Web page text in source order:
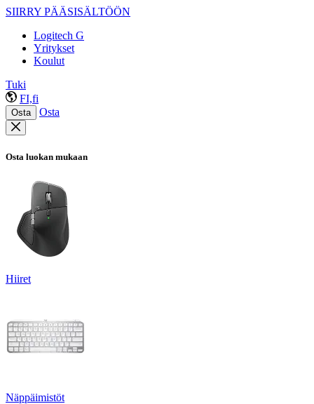
SIIRRY PÄÄSISÄLTÖÖN
Logitech G
Yritykset
Koulut
Tuki
FI,fi
Osta Osta
Osta luokan mukaan
Hiiret
Näppäimistöt